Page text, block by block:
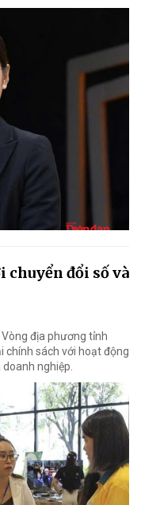
chuyển đổi số và
địa phương tỉnh
chính sách với hoạt động
nghiệp.